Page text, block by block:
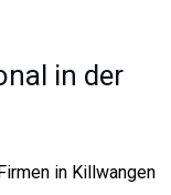
in der
in Killwangen